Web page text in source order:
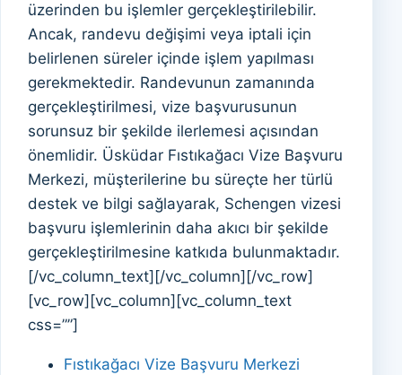
üzerinden bu işlemler gerçekleştirilebilir.
Ancak, randevu değişimi veya iptali için
belirlenen süreler içinde işlem yapılması
gerekmektedir. Randevunun zamanında
gerçekleştirilmesi, vize başvurusunun
sorunsuz bir şekilde ilerlemesi açısından
önemlidir. Üsküdar Fıstıkağacı Vize Başvuru
Merkezi, müşterilerine bu süreçte her türlü
destek ve bilgi sağlayarak, Schengen vizesi
başvuru işlemlerinin daha akıcı bir şekilde
gerçekleştirilmesine katkıda bulunmaktadır.
[/vc_column_text][/vc_column][/vc_row]
[vc_row][vc_column][vc_column_text
css=””]
Fıstıkağacı Vize Başvuru Merkezi